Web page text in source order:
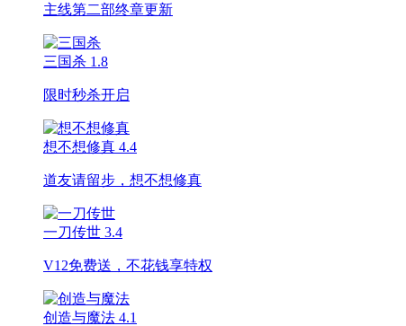
主线第二部终章更新
三国杀 1.8
限时秒杀开启
想不想修真 4.4
道友请留步，想不想修真
一刀传世 3.4
V12免费送，不花钱享特权
创造与魔法 4.1